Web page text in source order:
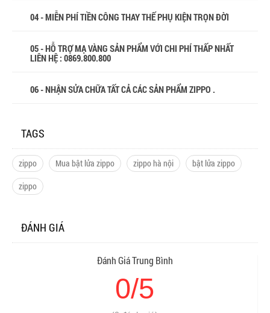
04 - MIỄN PHÍ TIỀN CÔNG THAY THẾ PHỤ KIỆN TRỌN ĐỜI
05 - HỖ TRỢ MẠ VÀNG SẢN PHẨM VỚI CHI PHÍ THẤP NHẤT
LIÊN HỆ : 0869.800.800
06 - NHẬN SỬA CHỮA TẤT CẢ CÁC SẢN PHẨM ZIPPO .
TAGS
zippo Mua bật lửa zippo zippo hà nội
bật lửa zippo
zippo
ĐÁNH GIÁ
Đánh Giá Trung Bình
0/5